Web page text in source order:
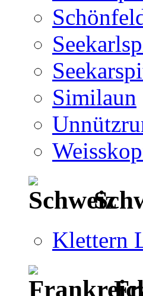
Similaun
Klettern